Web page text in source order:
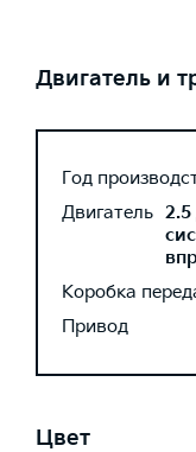
Двигатель и
Год
Двигатель 2.5
Коробка
Привод
Цвет